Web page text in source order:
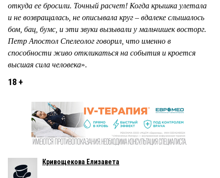
откуда ее бросили. Точный расчет! Когда крышка улетала
и не возвращалась, не описывала круг – вдалеке слышалось
бом, бац, бумс, и эти звуки вызывали у мальчишек восторг.
Петр Апостол Спелеолог говорил, что именно в
способности живо откликаться на события и кроется
высшая сила человека».
18 +
Кривощекова Елизавета